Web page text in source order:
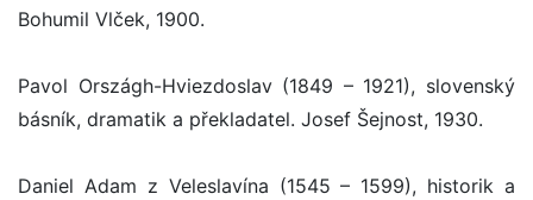
Bohumil Vlček, 1900.
Pavol Országh-Hviezdoslav (1849 – 1921), slovenský
básník, dramatik a překladatel. Josef Šejnost, 1930.
Daniel Adam z Veleslavína (1545 – 1599), historik a